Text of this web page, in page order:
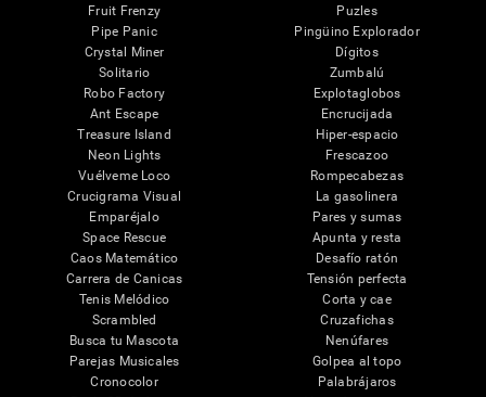
Fruit Frenzy
Pipe Panic
Crystal Miner
Solitario
Robo Factory
Ant Escape
Treasure Island
Neon Lights
Vuélveme Loco
Crucigrama Visual
Emparéjalo
Space Rescue
Caos Matemático
Carrera de Canicas
Tenis Melódico
Scrambled
Busca tu Mascota
Parejas Musicales
Cronocolor
Puzles
Pingüino Explorador
Dígitos
Zumbalú
Explotaglobos
Encrucijada
Hiper-espacio
Frescazoo
Rompecabezas
La gasolinera
Pares y sumas
Apunta y resta
Desafío ratón
Tensión perfecta
Corta y cae
Cruzafichas
Nenúfares
Golpea al topo
Palabrájaros